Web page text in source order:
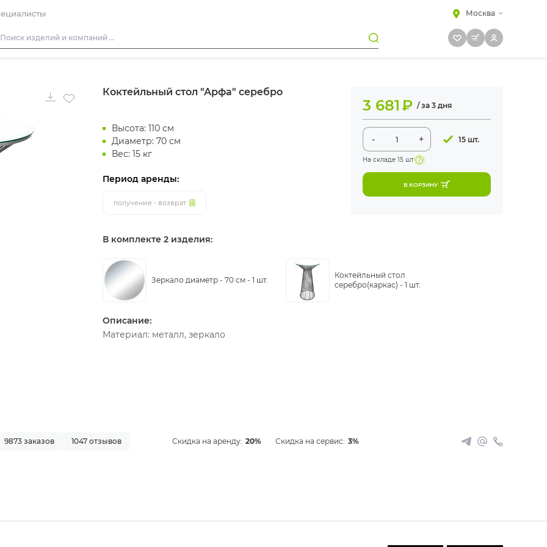
Москва
Диваны
Коктейльный стол "Арфа" серебро
Высота: 110 см
Диаметр: 70 см
Вес: 15 кг
Период аренды:
получение - возврат
3 681₽ / за 3 дня
- + 15 шт.
На складе 15 шт
В КОРЗИНУ
В комплекте 2 изделия:
Зеркало диаметр - 70 см - 1 шт.
Коктейльный стол
серебрo(каркас) - 1 шт.
Описание:
Материал: металл, зеркало
9873 заказов 1047 отзывов Скидка на аренду: 20% Скидка на сервис: 3%